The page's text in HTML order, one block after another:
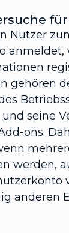
für
Nutzer
anmeldet,
gehören
seine
ons.
werden,
anderen